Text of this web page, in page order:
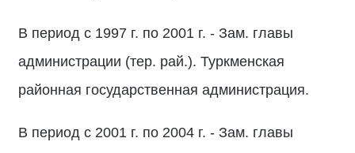
В период с 1997 г. по 2001 г. - Зам. главы
администрации (тер. рай.). Туркменская
районная государственная администрация.
В период с 2001 г. по 2004 г. - Зам. главы